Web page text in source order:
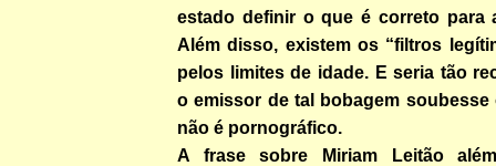
estado definir o que é correto para
Além disso, existem os “filtros
pelos limites de idade. E seria tão
o emissor de tal bobagem
não é pornográfico.
A frase sobre Miriam Leitão